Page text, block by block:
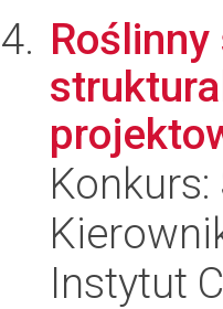
Konkurs:
Instytut